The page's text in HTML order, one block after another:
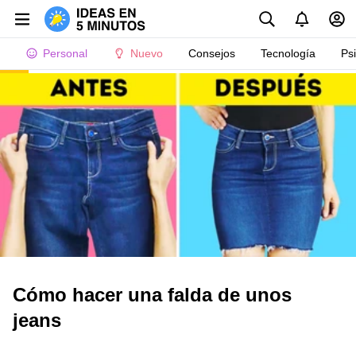
Personal Nuevo Consejos Tecnología
Cómo hacer una falda de unos
jeans